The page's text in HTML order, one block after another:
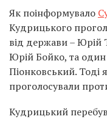
Як поінформувало
Кудрицького
від держави – Юрій
Юрій Бойко, та
Піонковський. Тоді
проголосували
Кудрицький